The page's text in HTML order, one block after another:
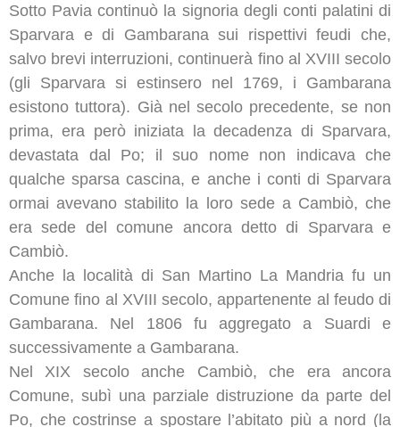
Sotto Pavia continuò la signoria degli conti palatini di
Sparvara e di Gambarana sui rispettivi feudi che,
salvo brevi interruzioni, continuerà fino al XVIII secolo
(gli Sparvara si estinsero nel 1769, i Gambarana
esistono tuttora). Già nel secolo precedente, se non
prima, era però iniziata la decadenza di Sparvara,
devastata dal Po; il suo nome non indicava che
qualche sparsa cascina, e anche i conti di Sparvara
ormai avevano stabilito la loro sede a Cambiò, che
era sede del comune ancora detto di Sparvara e
Cambiò.
Anche la località di San Martino La Mandria fu un
Comune fino al XVIII secolo, appartenente al feudo di
Gambarana. Nel 1806 fu aggregato a Suardi e
successivamente a Gambarana.
Nel XIX secolo anche Cambiò, che era ancora
Comune, subì una parziale distruzione da parte del
Po, che costrinse a spostare l’abitato più a nord (la